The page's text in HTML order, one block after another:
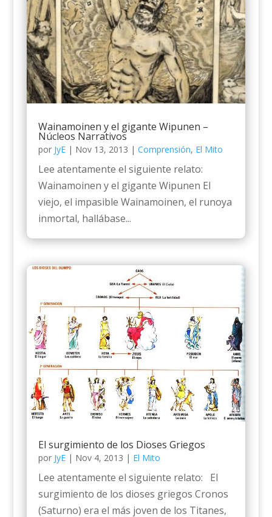
Wainamoinen y el gigante Wipunen –
Núcleos Narrativos
por JyE| Nov 13, 2013 | Comprensión, El Mito
Lee atentamente el siguiente relato:
Wainamoinen y el gigante Wipunen El
viejo, el impasible Wainamoinen, el runoya
inmortal, hallábase...
El surgimiento de los Dioses Griegos
por JyE| Nov 4, 2013 | El Mito
Lee atentamente el siguiente relato: El
surgimiento de los dioses griegos Cronos
(Saturno) era el más joven de los Titanes,